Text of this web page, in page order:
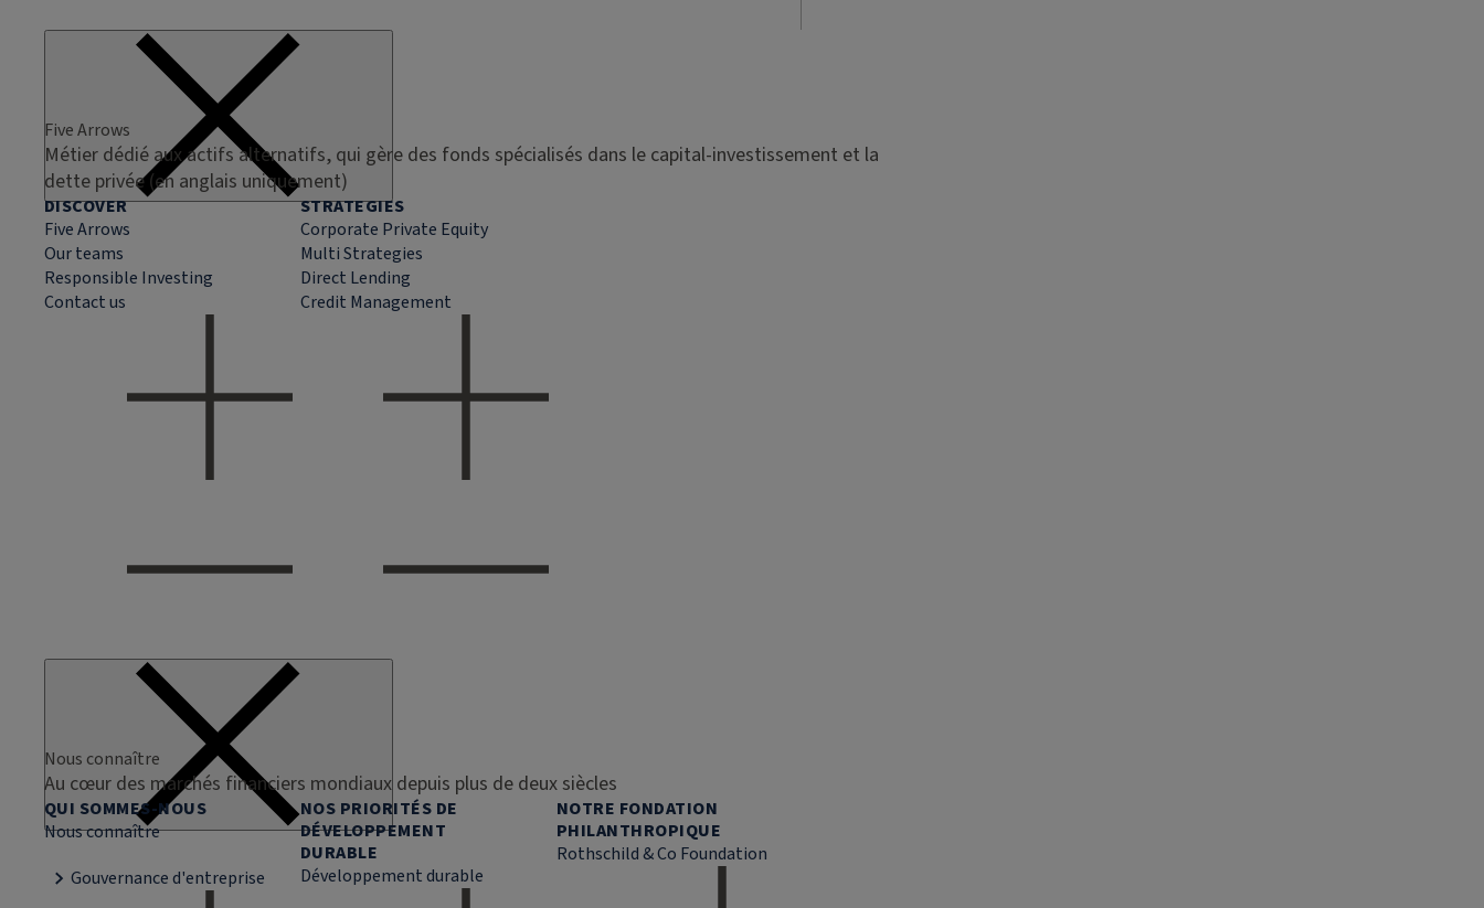
Five Arrows
Métier dédié aux actifs alternatifs, qui gère des fonds spécialisés dans le capital-investissement et la
dette privée (en anglais uniquement)
DISCOVER
Five Arrows
Our teams
Responsible Investing
Contact us
STRATEGIES
Corporate Private Equity
Multi Strategies
Direct Lending
Credit Management
Nous connaître
Au cœur des marchés financiers mondiaux depuis plus de deux siècles
QUI SOMMES-NOUS
Nous connaître
Gouvernance d'entreprise
NOS PRIORITÉS DE
DÉVELOPPEMENT
DURABLE
Développement durable
NOTRE FONDATION
PHILANTHROPIQUE
Rothschild & Co Foundation